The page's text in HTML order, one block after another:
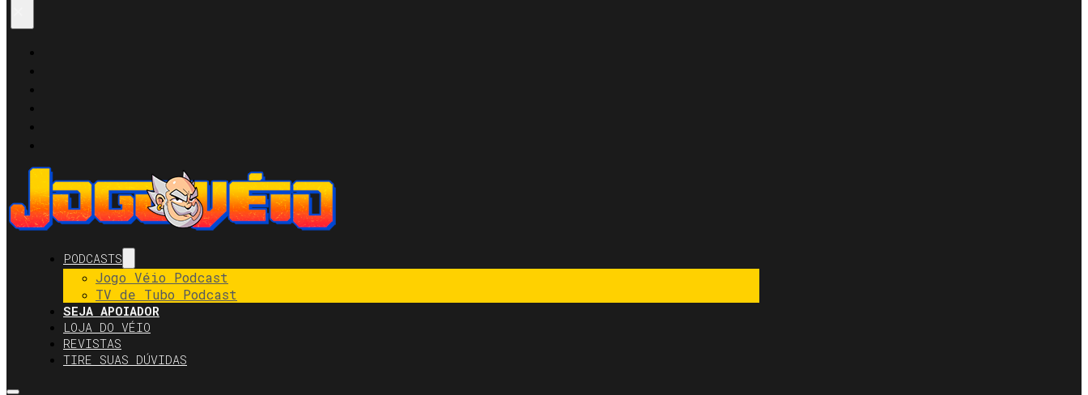
PODCASTS
Jogo Véio Podcast
TV de Tubo Podcast
SEJA APOIADOR
LOJA DO VÉIO
REVISTAS
TIRE SUAS DÚVIDAS